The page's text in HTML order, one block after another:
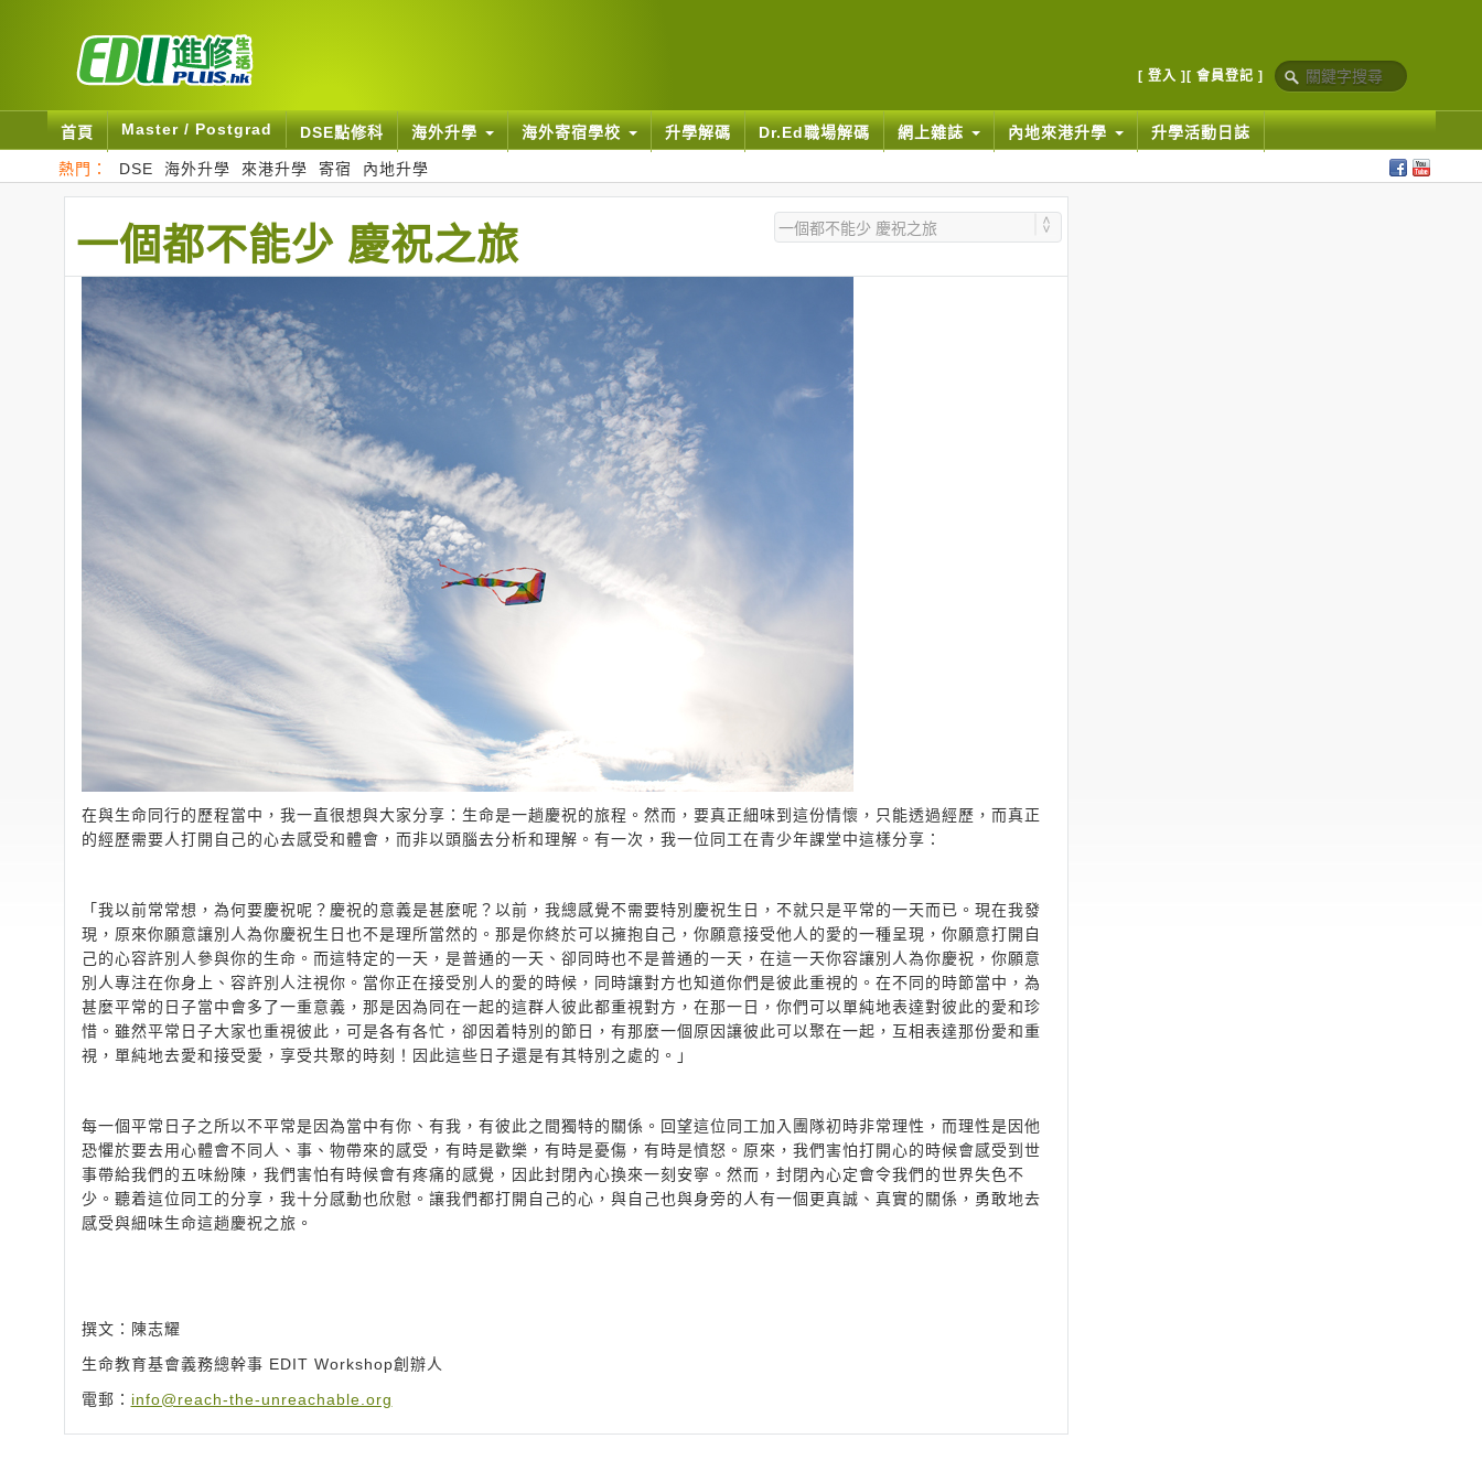
[ 登入 ] [ 會員登記 ]
首頁 Master / Postgrad DSE點修科 海外升學 海外寄宿學校 升學解碼 Dr.Ed職場解碼 網上雜誌 內地來港升學 升學活動日誌
熱門： DSE 海外升學 來港升學 寄宿 內地升學
一個都不能少 慶祝之旅
在與生命同行的歷程當中，我一直很想與大家分享：生命是一趟慶祝的旅程。然而，要真正細味到這份情懷，只能透過經歷，而真正
的經歷需要人打開自己的心去感受和體會，而非以頭腦去分析和理解。有一次，我一位同工在青少年課堂中這樣分享：
「我以前常常想，為何要慶祝呢？慶祝的意義是甚麼呢？以前，我總感覺不需要特別慶祝生日，不就只是平常的一天而已。現在我發
現，原來你願意讓別人為你慶祝生日也不是理所當然的。那是你終於可以擁抱自己，你願意接受他人的愛的一種呈現，你願意打開自
己的心容許別人參與你的生命。而這特定的一天，是普通的一天、卻同時也不是普通的一天，在這一天你容讓別人為你慶祝，你願意
別人專注在你身上、容許別人注視你。當你正在接受別人的愛的時候，同時讓對方也知道你們是彼此重視的。在不同的時節當中，為
甚麼平常的日子當中會多了一重意義，那是因為同在一起的這群人彼此都重視對方，在那一日，你們可以單純地表達對彼此的愛和珍
惜。雖然平常日子大家也重視彼此，可是各有各忙，卻因着特別的節日，有那麼一個原因讓彼此可以聚在一起，互相表達那份愛和重
視，單純地去愛和接受愛，享受共聚的時刻！因此這些日子還是有其特別之處的。」
每一個平常日子之所以不平常是因為當中有你、有我，有彼此之間獨特的關係。回望這位同工加入團隊初時非常理性，而理性是因他
恐懼於要去用心體會不同人、事、物帶來的感受，有時是歡樂，有時是憂傷，有時是憤怒。原來，我們害怕打開心的時候會感受到世
事帶給我們的五味紛陳，我們害怕有時候會有疼痛的感覺，因此封閉內心換來一刻安寧。然而，封閉內心定會令我們的世界失色不
少。聽着這位同工的分享，我十分感動也欣慰。讓我們都打開自己的心，與自己也與身旁的人有一個更真誠、真實的關係，勇敢地去
感受與細味生命這趟慶祝之旅。
撰文：陳志耀
生命教育基會義務總幹事 EDIT Workshop創辦人
電郵： info@reach-the-unreachable.org